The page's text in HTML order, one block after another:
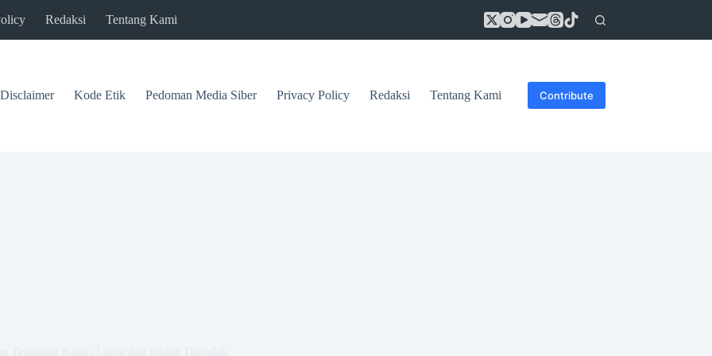
Redaksi Tentang Kami
Disclaimer Kode Etik Pedoman Media Siber Privacy Policy Redaksi Tentang Kami Contribute